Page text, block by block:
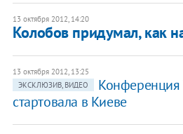
13 октября 2012, 14:20
Колобов придумал, как
13 октября 2012, 13:25
ЭКСКЛЮЗИВ, ВИДЕО
Конференция
стартовала в Киеве